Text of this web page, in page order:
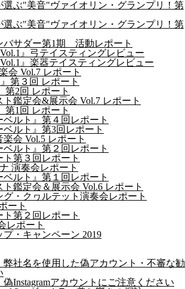
選ぶ"美音"ヴァイオリン・グランプリ！第
選ぶ"美音"ヴァイオリン・グランプリ！第
バサダー第1期 活動レポート
』弓テイスティングレビュー
』楽器テイスティングレビュー
会 Vol.7 レポート
第３回 レポート
第2回 レポート
鑑定会&展示会 Vol.7 レポート
第1回 レポート
ベルト』第４回レポート
ベルト』第3回レポート
会 Vol.5 レポート
ベルト』第２回レポート
第３回レポート
演奏会レポート
ベルト』第１回レポート
鑑定会＆展示会 Vol.6 レポート
・クヮルテット演奏会レポート
ート
第２回レポート
レポート
・キャンペーン 2019
弊社名を使用した偽アカウント・不審な勧
偽Instagramアカウントにご注意ください